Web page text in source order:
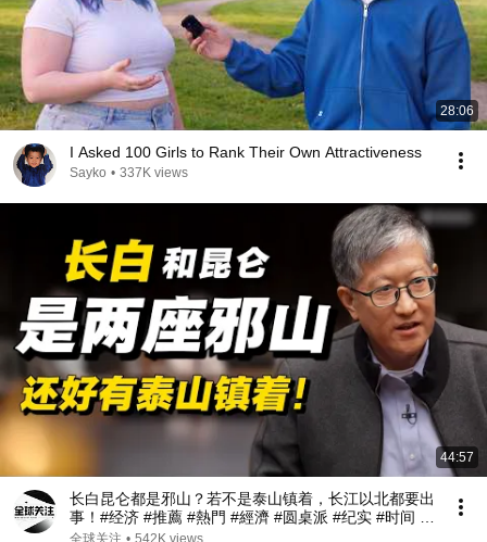
28:06
I Asked 100 Girls to Rank Their Own Attractiveness
Sayko • 337K views
44:57
长白昆仑都是邪山？若不是泰山镇着，长江以北都要出
事！#经济 #推薦 #熱門 #經濟 #圆桌派 #纪实 #时间 #
历史 #文化 #聊天 #新闻 #心理健康
全球关注 • 542K views